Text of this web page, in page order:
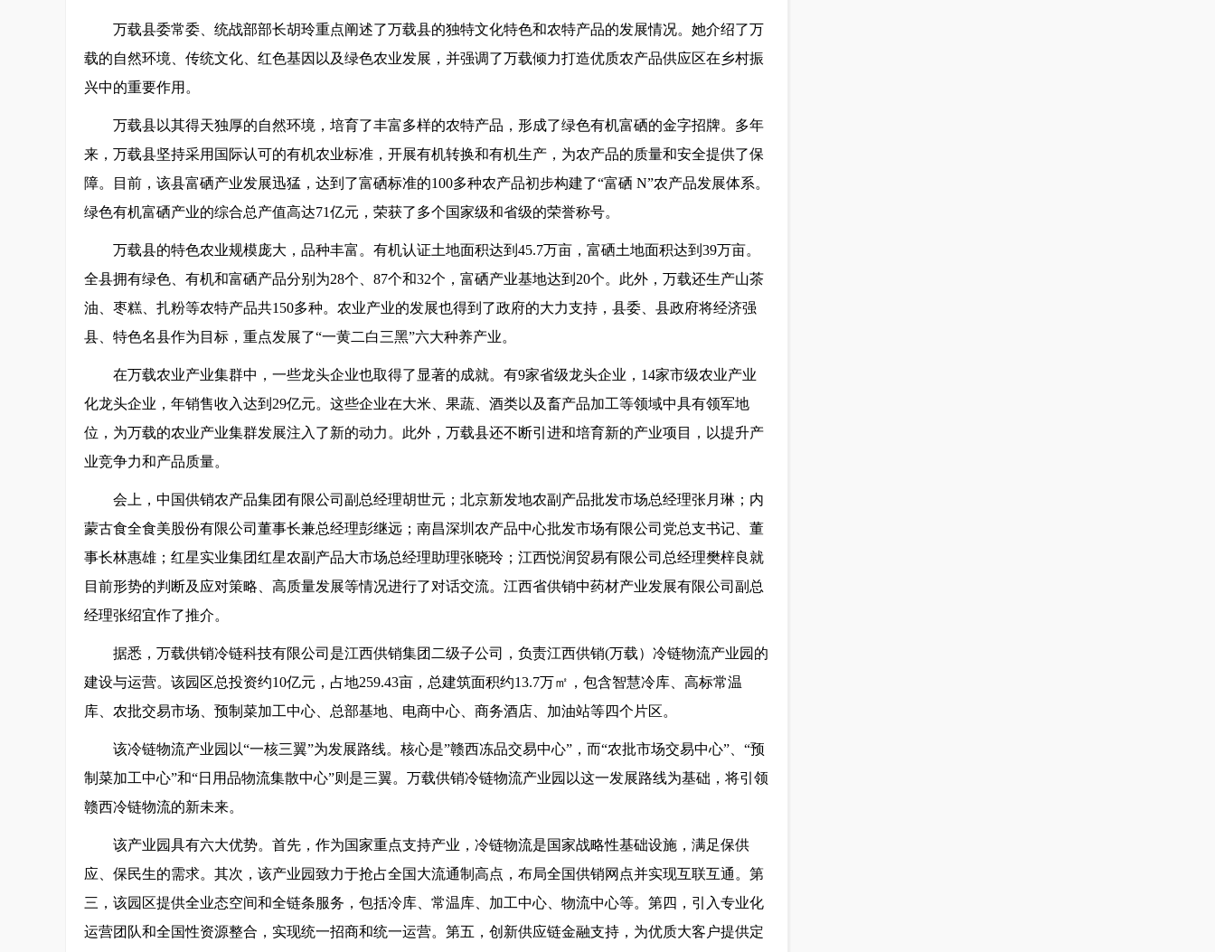
万载县委常委、统战部部长胡玲重点阐述了万载县的独特文化特色和农特产品的发展情况。她介绍了万
载的自然环境、传统文化、红色基因以及绿色农业发展，并强调了万载倾力打造优质农产品供应区在乡村振
兴中的重要作用。
万载县以其得天独厚的自然环境，培育了丰富多样的农特产品，形成了绿色有机富硒的金字招牌。多年
来，万载县坚持采用国际认可的有机农业标准，开展有机转换和有机生产，为农产品的质量和安全提供了保
障。目前，该县富硒产业发展迅猛，达到了富硒标准的100多种农产品初步构建了“富硒 N”农产品发展体系。
绿色有机富硒产业的综合总产值高达71亿元，荣获了多个国家级和省级的荣誉称号。
万载县的特色农业规模庞大，品种丰富。有机认证土地面积达到45.7万亩，富硒土地面积达到39万亩。
全县拥有绿色、有机和富硒产品分别为28个、87个和32个，富硒产业基地达到20个。此外，万载还生产山茶
油、枣糕、扎粉等农特产品共150多种。农业产业的发展也得到了政府的大力支持，县委、县政府将经济强
县、特色名县作为目标，重点发展了“一黄二白三黑”六大种养产业。
在万载农业产业集群中，一些龙头企业也取得了显著的成就。有9家省级龙头企业，14家市级农业产业
化龙头企业，年销售收入达到29亿元。这些企业在大米、果蔬、酒类以及畜产品加工等领域中具有领军地
位，为万载的农业产业集群发展注入了新的动力。此外，万载县还不断引进和培育新的产业项目，以提升产
业竞争力和产品质量。
会上，中国供销农产品集团有限公司副总经理胡世元；北京新发地农副产品批发市场总经理张月琳；内
蒙古食全食美股份有限公司董事长兼总经理彭继远；南昌深圳农产品中心批发市场有限公司党总支书记、董
事长林惠雄；红星实业集团红星农副产品大市场总经理助理张晓玲；江西悦润贸易有限公司总经理樊梓良就
目前形势的判断及应对策略、高质量发展等情况进行了对话交流。江西省供销中药材产业发展有限公司副总
经理张绍宜作了推介。
据悉，万载供销冷链科技有限公司是江西供销集团二级子公司，负责江西供销(万载）冷链物流产业园的
建设与运营。该园区总投资约10亿元，占地259.43亩，总建筑面积约13.7万㎡，包含智慧冷库、高标常温
库、农批交易市场、预制菜加工中心、总部基地、电商中心、商务酒店、加油站等四个片区。
该冷链物流产业园以“一核三翼”为发展路线。核心是”赣西冻品交易中心”，而“农批市场交易中心”、“预
制菜加工中心”和“日用品物流集散中心”则是三翼。万载供销冷链物流产业园以这一发展路线为基础，将引领
赣西冷链物流的新未来。
该产业园具有六大优势。首先，作为国家重点支持产业，冷链物流是国家战略性基础设施，满足保供
应、保民生的需求。其次，该产业园致力于抢占全国大流通制高点，布局全国供销网点并实现互联互通。第
三，该园区提供全业态空间和全链条服务，包括冷库、常温库、加工中心、物流中心等。第四，引入专业化
运营团队和全国性资源整合，实现统一招商和统一运营。第五，创新供应链金融支持，为优质大客户提供定